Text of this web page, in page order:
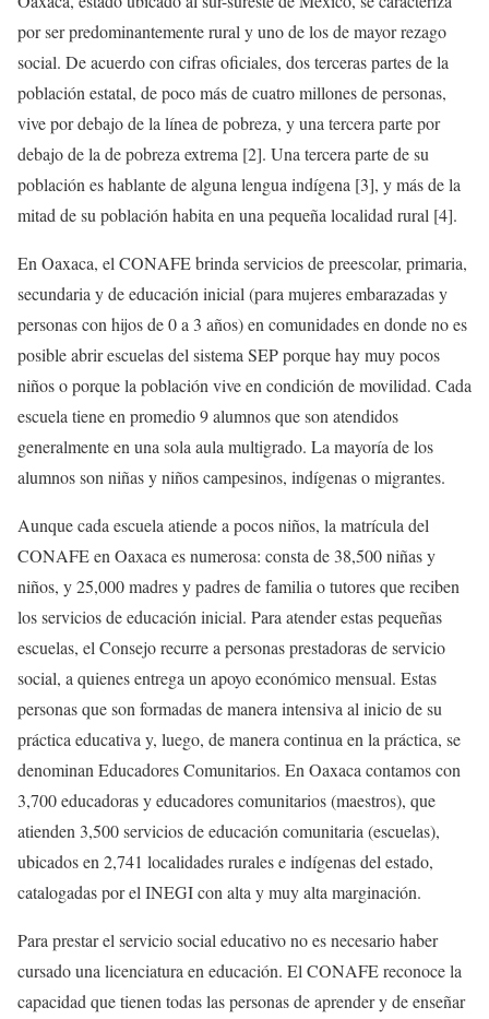
por ser predominantemente rural y uno de los de mayor rezago
social. De acuerdo con cifras oficiales, dos terceras partes de la
población estatal, de poco más de cuatro millones de personas,
vive por debajo de la línea de pobreza, y una tercera parte por
debajo de la de pobreza extrema [2]. Una tercera parte de su
población es hablante de alguna lengua indígena [3], y más de la
mitad de su población habita en una pequeña localidad rural [4].
En Oaxaca, el CONAFE brinda servicios de preescolar, primaria,
secundaria y de educación inicial (para mujeres embarazadas y
personas con hijos de 0 a 3 años) en comunidades en donde no es
posible abrir escuelas del sistema SEP porque hay muy pocos
niños o porque la población vive en condición de movilidad. Cada
escuela tiene en promedio 9 alumnos que son atendidos
generalmente en una sola aula multigrado. La mayoría de los
alumnos son niñas y niños campesinos, indígenas o migrantes.
Aunque cada escuela atiende a pocos niños, la matrícula del
CONAFE en Oaxaca es numerosa: consta de 38,500 niñas y
niños, y 25,000 madres y padres de familia o tutores que reciben
los servicios de educación inicial. Para atender estas pequeñas
escuelas, el Consejo recurre a personas prestadoras de servicio
social, a quienes entrega un apoyo económico mensual. Estas
personas que son formadas de manera intensiva al inicio de su
práctica educativa y, luego, de manera continua en la práctica, se
denominan Educadores Comunitarios. En Oaxaca contamos con
3,700 educadoras y educadores comunitarios (maestros), que
atienden 3,500 servicios de educación comunitaria (escuelas),
ubicados en 2,741 localidades rurales e indígenas del estado,
catalogadas por el INEGI con alta y muy alta marginación.
Para prestar el servicio social educativo no es necesario haber
cursado una licenciatura en educación. El CONAFE reconoce la
capacidad que tienen todas las personas de aprender y de enseñar